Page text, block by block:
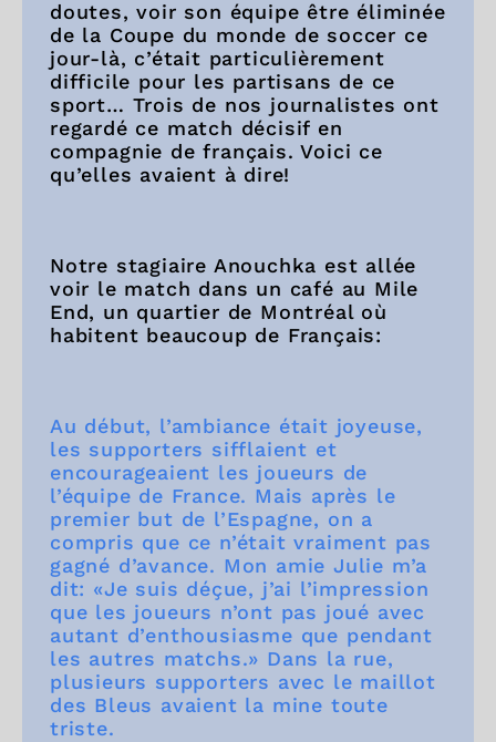
doutes, voir son équipe être éliminée
de la Coupe du monde de soccer ce
jour-là, c’était particulièrement
difficile pour les partisans de ce
sport… Trois de nos journalistes ont
regardé ce match décisif en
compagnie de français. Voici ce
qu’elles avaient à dire!
Notre stagiaire Anouchka est allée
voir le match dans un café au Mile
End, un quartier de Montréal où
habitent beaucoup de Français:
Au début, l’ambiance était joyeuse,
les supporters sifflaient et
encourageaient les joueurs de
l’équipe de France. Mais après le
premier but de l’Espagne, on a
compris que ce n’était vraiment pas
gagné d’avance. Mon amie Julie m’a
dit: «Je suis déçue, j’ai l’impression
que les joueurs n’ont pas joué avec
autant d’enthousiasme que pendant
les autres matchs.» Dans la rue,
plusieurs supporters avec le maillot
des Bleus avaient la mine toute
triste.